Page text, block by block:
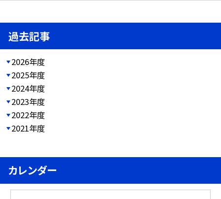
過去記事
2026年度
2025年度
2024年度
2023年度
2022年度
2021年度
カレンダー